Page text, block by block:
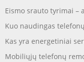
Eismo srauto tyrimai –
Kuo naudingas
Kas yra energetiniai
Mobiliųjų telefonų